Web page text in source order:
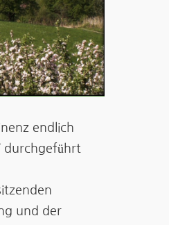
endlich
durchgeführt
und der